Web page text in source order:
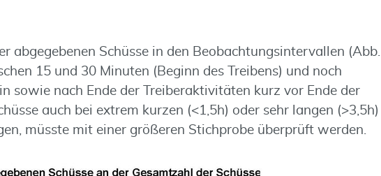
abgegebenen Schüsse in den Beobachtungsintervallen (Abb.
15 und 30 Minuten (Beginn des Treibens) und noch
sowie nach Ende der Treiberaktivitäten kurz vor Ende der
auch bei extrem kurzen (<1,5h) oder sehr langen (>3,5h)
müsste mit einer größeren Stichprobe überprüft werden.